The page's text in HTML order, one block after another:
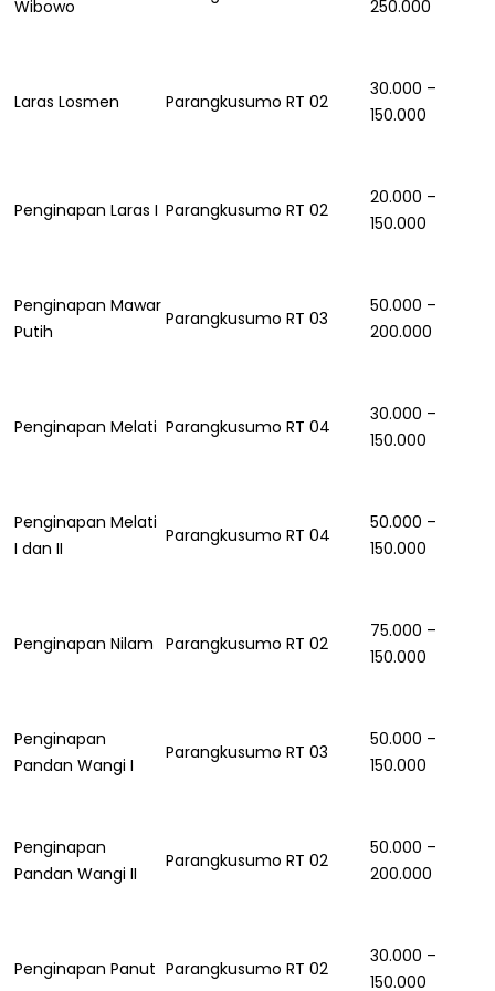
Wibowo 250.000
Laras Losmen Parangkusumo RT 02
30.000 –
150.000
Penginapan Laras I Parangkusumo RT 02
20.000 –
150.000
Penginapan Mawar
Putih
Parangkusumo RT 03
50.000 –
200.000
Penginapan Melati Parangkusumo RT 04
30.000 –
150.000
Penginapan Melati
I dan II
Parangkusumo RT 04
50.000 –
150.000
Penginapan Nilam Parangkusumo RT 02
75.000 –
150.000
Penginapan
Pandan Wangi I
Parangkusumo RT 03
50.000 –
150.000
Penginapan
Pandan Wangi II
Parangkusumo RT 02
50.000 –
200.000
Penginapan Panut Parangkusumo RT 02
30.000 –
150.000